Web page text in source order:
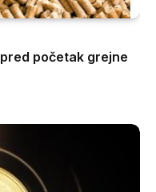
početak grejne